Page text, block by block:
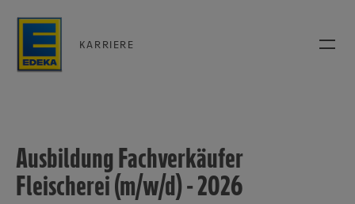
KARRIERE
Ausbildung Fachverkäufer
Fleischerei (m/w/d) - 2026